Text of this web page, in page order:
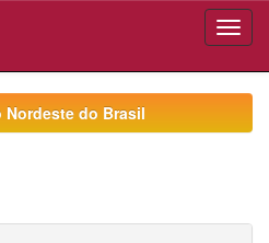
Nordeste do Brasil